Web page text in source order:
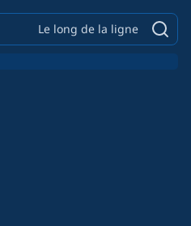
Le long de la ligne